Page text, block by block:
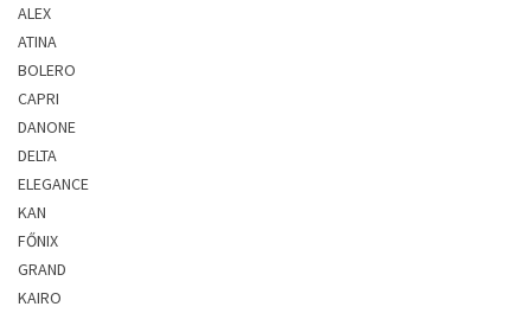
ALEX
ATINA
BOLERO
CAPRI
DANONE
DELTA
ELEGANCE
KAN
FŐNIX
GRAND
KAIRO